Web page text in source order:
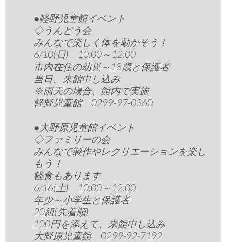
●軽野児童館イベント
◇うんどう会
みんなで楽しく体を動かそう！
6/10(日) 10:00～12:00
市内在住の幼児～18歳と保護者
当日、来館申し込み
※雨天の場合、館内で実施
軽野児童館 0299-97-0360
●大野原児童館イベント
◇ファミリーの会
みんなで製作やレクリエーションを楽し
もう！
軽食もあります
6/16(土) 10:00～12:00
年少～小学生と保護者
20組(先着順)
100円を添えて、来館申し込み
大野原児童館 0299-92-7192